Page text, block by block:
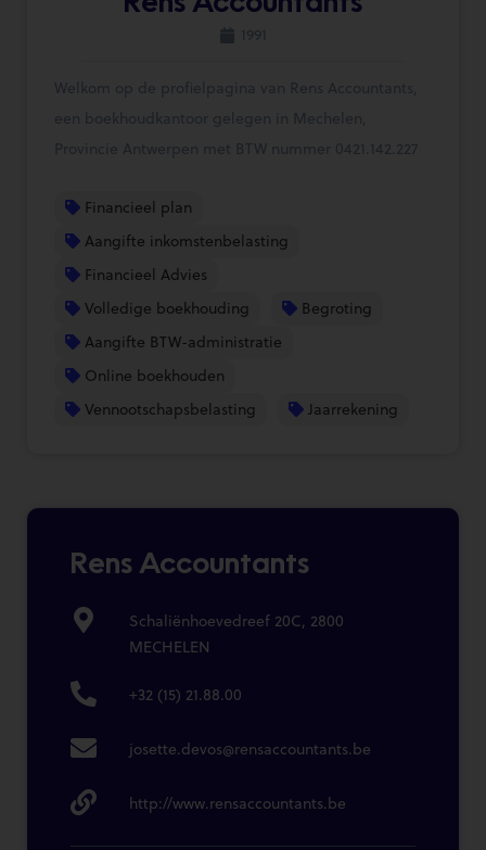
1991
Welkom op de profielpagina van Rens Accountants,
een boekhoudkantoor gelegen in Mechelen,
Provincie Antwerpen met BTW nummer 0421.142.227
Financieel plan
Aangifte inkomstenbelasting
Financieel Advies
Volledige boekhouding
Begroting
Aangifte BTW-administratie
Online boekhouden
Vennootschapsbelasting
Jaarrekening
Rens Accountants
Schaliënhoevedreef 20C, 2800
MECHELEN
+32 (15) 21.88.00
josette.devos@rensaccountants.be
http://www.rensaccountants.be